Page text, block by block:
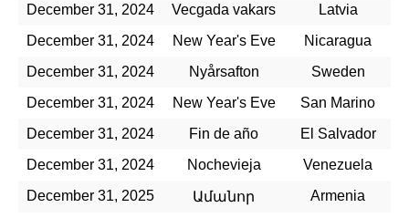
December 31, 2024
Vecgada vakars
Latvia
December 31, 2024
New Year's Eve
Nicaragua
December 31, 2024
Nyårsafton
Sweden
December 31, 2024
New Year's Eve
San Marino
December 31, 2024
Fin de año
El Salvador
December 31, 2024
Nochevieja
Venezuela
December 31, 2025
Ամանոր Armenia